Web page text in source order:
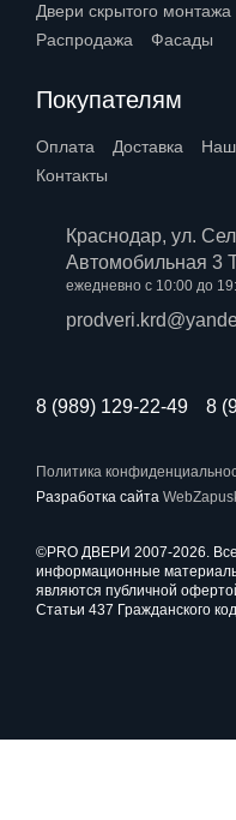
Политика
Разработка сайта
Двери скрытого монтажа
Распродажа
Фасады
Покупателям
Оплата Доставка
Контакты
Краснодар, ул.
Автомобильная 3
ежедневно с 10:00 до
8 (989) 129-22-49 8
©PRO ДВЕРИ 2007-2026.
информационные
являются публичной
Статьи 437 Гражданского